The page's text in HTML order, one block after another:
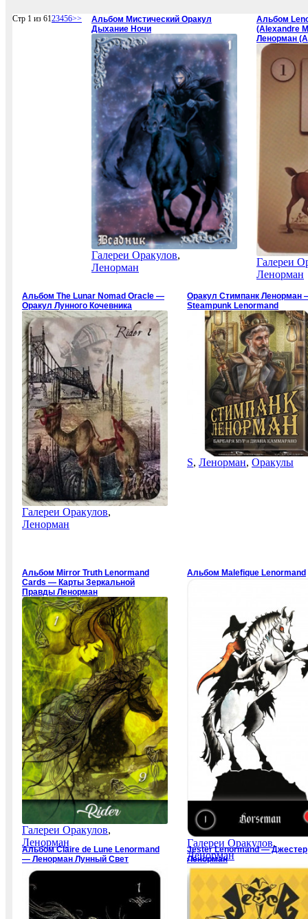
Стр 1 из 6123456>>
Альбом Мистический Оракул
Дыхание Ночи
Галереи Оракулов,
Ленорман
Альбом
(Alexandre
Ленорман
Галереи
Ленорман
Альбом The Lunar Nomad Oracle —
Оракул Лунного Кочевника
Галереи Оракулов,
Ленорман
Оракул Стимпанк Ленорман
Steampunk Lenormand
S, Ленорман, Оракулы
Альбом Mirror Truth Lenormand
Cards — Карты Зеркальной
Правды Ленорман
Галереи Оракулов,
Ленорман
Альбом Malefique Lenormand
Галереи Оракулов,
Ленорман
Альбом Claire de Lune Lenormand
— Ленорман Лунный Свет
Jester Lenormand — Джестер
Ленорман